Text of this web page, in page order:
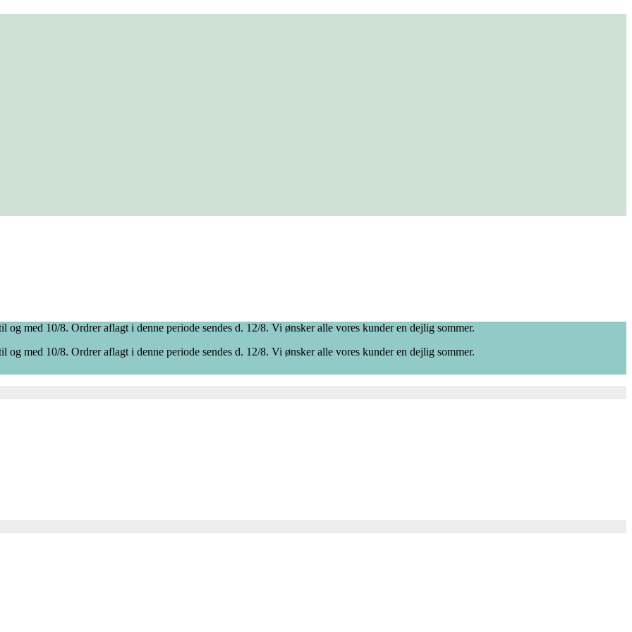
med 10/8. Ordrer aflagt i denne periode sendes d. 12/8. Vi ønsker alle vores kunder en dejlig sommer.
med 10/8. Ordrer aflagt i denne periode sendes d. 12/8. Vi ønsker alle vores kunder en dejlig sommer.